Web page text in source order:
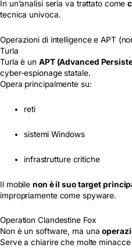
In un’analisi seria va trattato come
tecnica univoca.
Operazioni di intelligence e APT
Turla
Turla è un APT (Advanced
cyber-espionage statale.
Opera principalmente su:
reti
sistemi Windows
infrastrutture critiche
Il mobile non è il suo target
impropriamente come spyware.
Operation Clandestine Fox
Non è un software, ma una
Serve a chiarire che molte